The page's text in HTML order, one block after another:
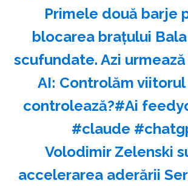
Primele două barje
blocarea brațului
scufundate. Azi
AI: Controlăm viitorul
controlează?#Ai
#claude
Volodimir Zelenski
accelerarea aderării